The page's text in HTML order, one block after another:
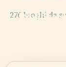
276 luoghi da
Basilica